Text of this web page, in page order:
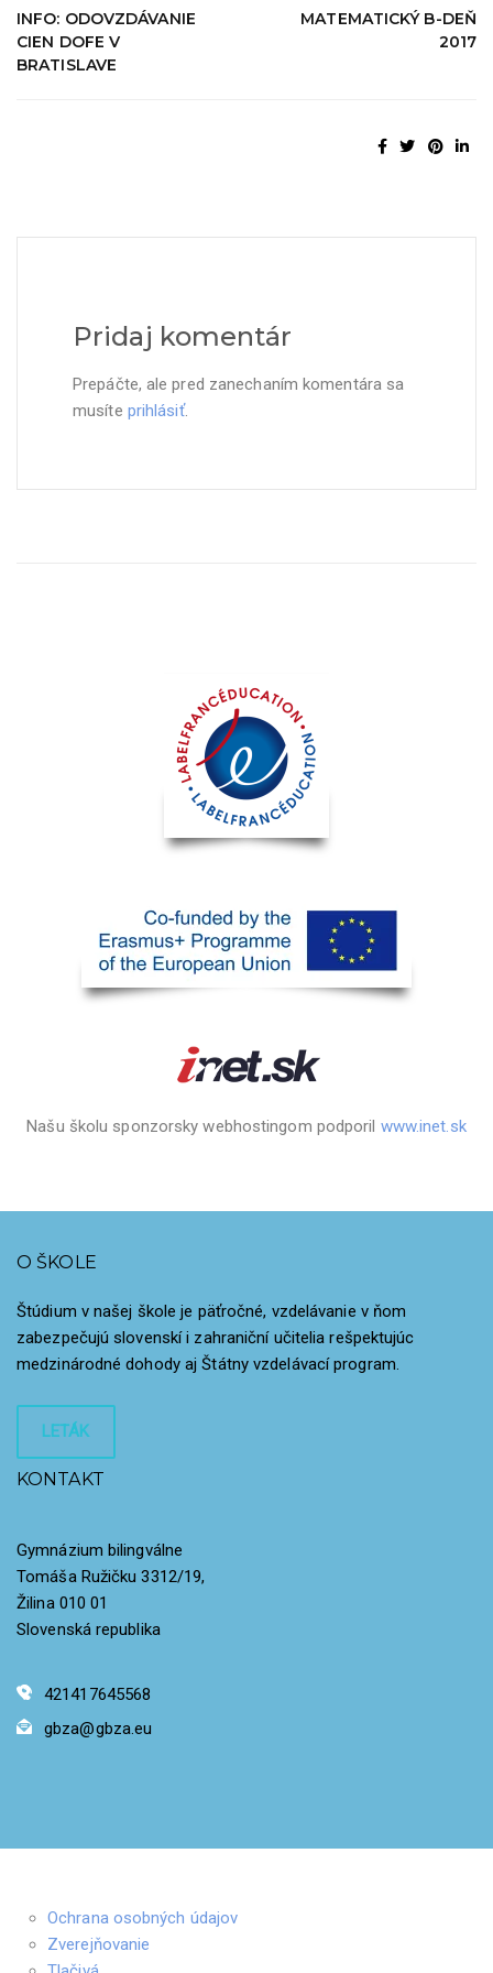
INFO: ODOVZDÁVANIE
CIEN DOFE V
BRATISLAVE
MATEMATICKÝ B-DEŇ
2017
Pridaj komentár
Prepáčte, ale pred zanechaním komentára sa
musíte prihlásiť.
Našu školu sponzorsky webhostingom podporil www.inet.sk
O ŠKOLE
Štúdium v našej škole je päťročné, vzdelávanie v ňom
zabezpečujú slovenskí i zahraniční učitelia rešpektujúc
medzinárodné dohody aj Štátny vzdelávací program.
LETÁK
KONTAKT
Gymnázium bilingválne
Tomáša Ružičku 3312/19,
Žilina 010 01
Slovenská republika
421417645568
gbza@gbza.eu
Ochrana osobných údajov
Zverejňovanie